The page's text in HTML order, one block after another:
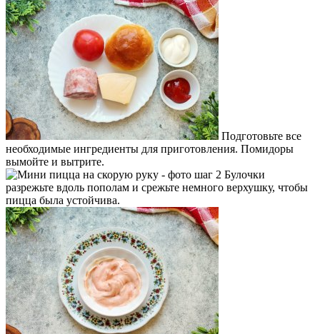
Подготовьте все
необходимые ингредиенты для приготовления. Помидоры
вымойте и вытрите.
Булочки
разрежьте вдоль пополам и срежьте немного верхушку, чтобы
пицца была устойчива.